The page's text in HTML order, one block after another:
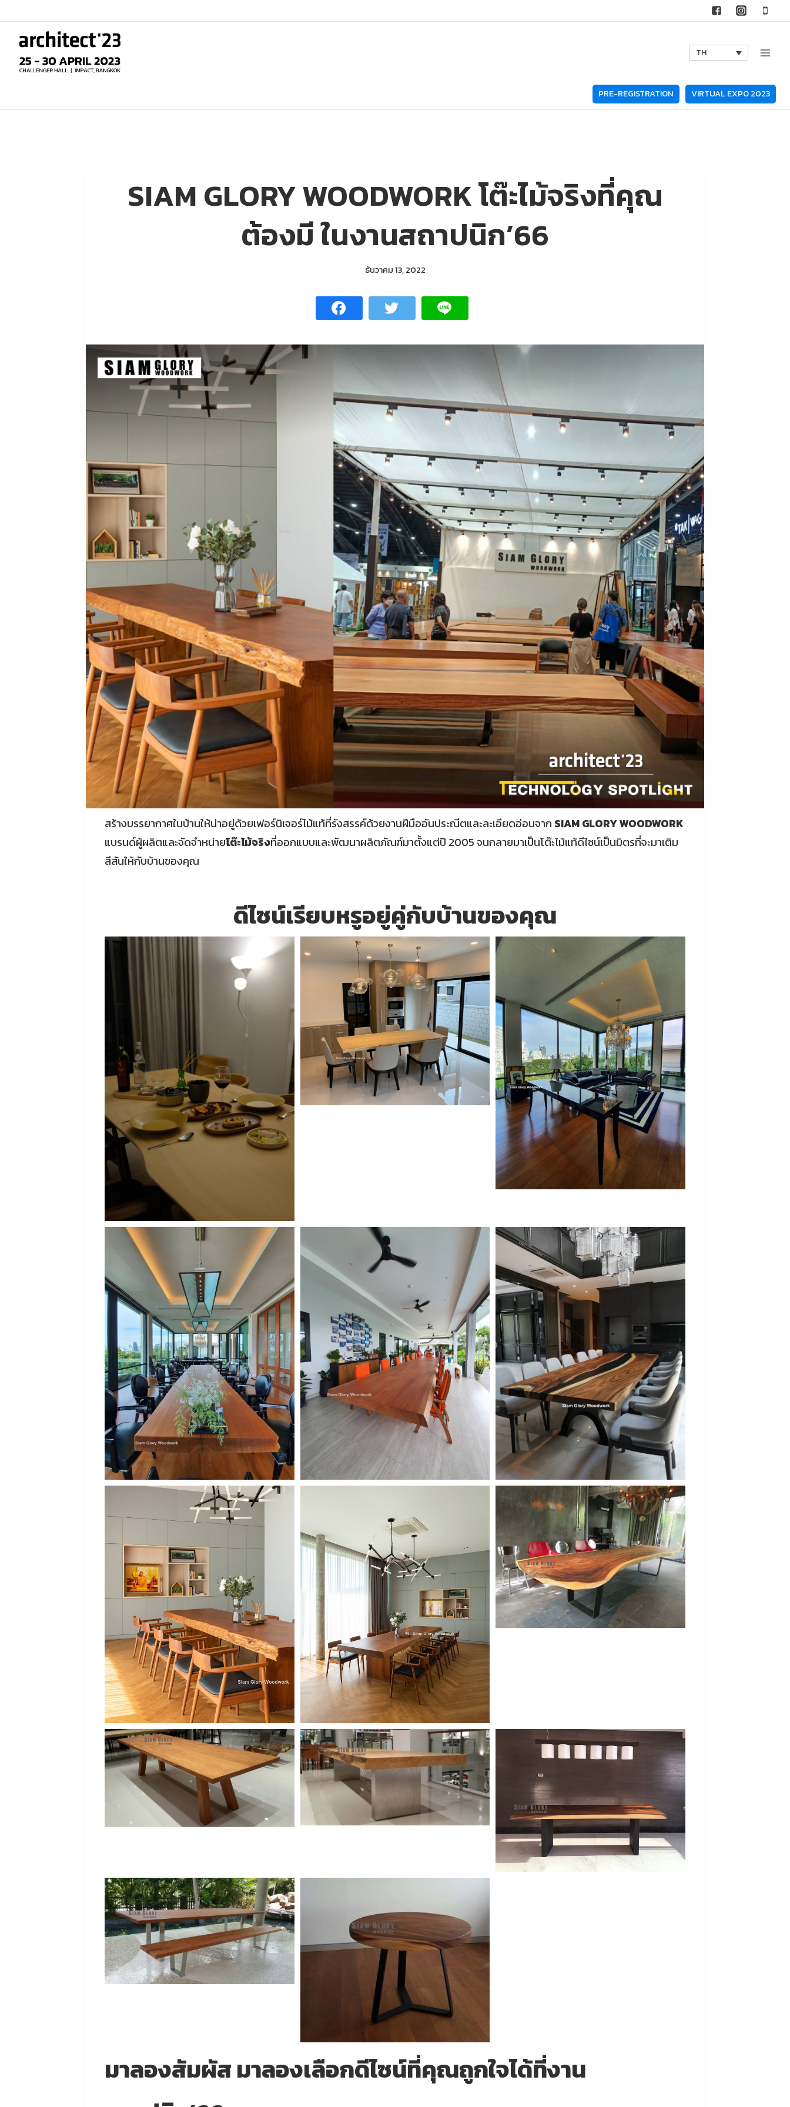
content
TH
PRE-REGISTRATION VIRTUAL EXPO 2023
SIAM GLORY WOODWORK โต๊ะไม้จริงที่คุณ
ต้องมี ในงานสถาปนิก’66
ธันวาคม 13, 2022
สร้างบรรยากาศในบ้านให้น่าอยู่ด้วยเฟอร์นิเจอร์ไม้แท้ที่รังสรรค์ด้วยงานฝีมืออันประณีตและละเอียดอ่อนจาก SIAM GLORY WOODWORK
แบรนด์ผู้ผลิตและจัดจำหน่ายโต๊ะไม้จริงที่ออกแบบและพัฒนาผลิตภัณฑ์มาตั้งแต่ปี 2005 จนกลายมาเป็นโต๊ะไม้แท้ดีไซน์เป็นมิตรที่จะมาเติม
สีสันให้กับบ้านของคุณ
ดีไซน์เรียบหรูอยู่คู่กับบ้านของคุณ
มาลองสัมผัส มาลองเลือกดีไซน์ที่คุณถูกใจได้ที่งาน